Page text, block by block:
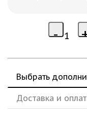
Выбрать
Доставка и